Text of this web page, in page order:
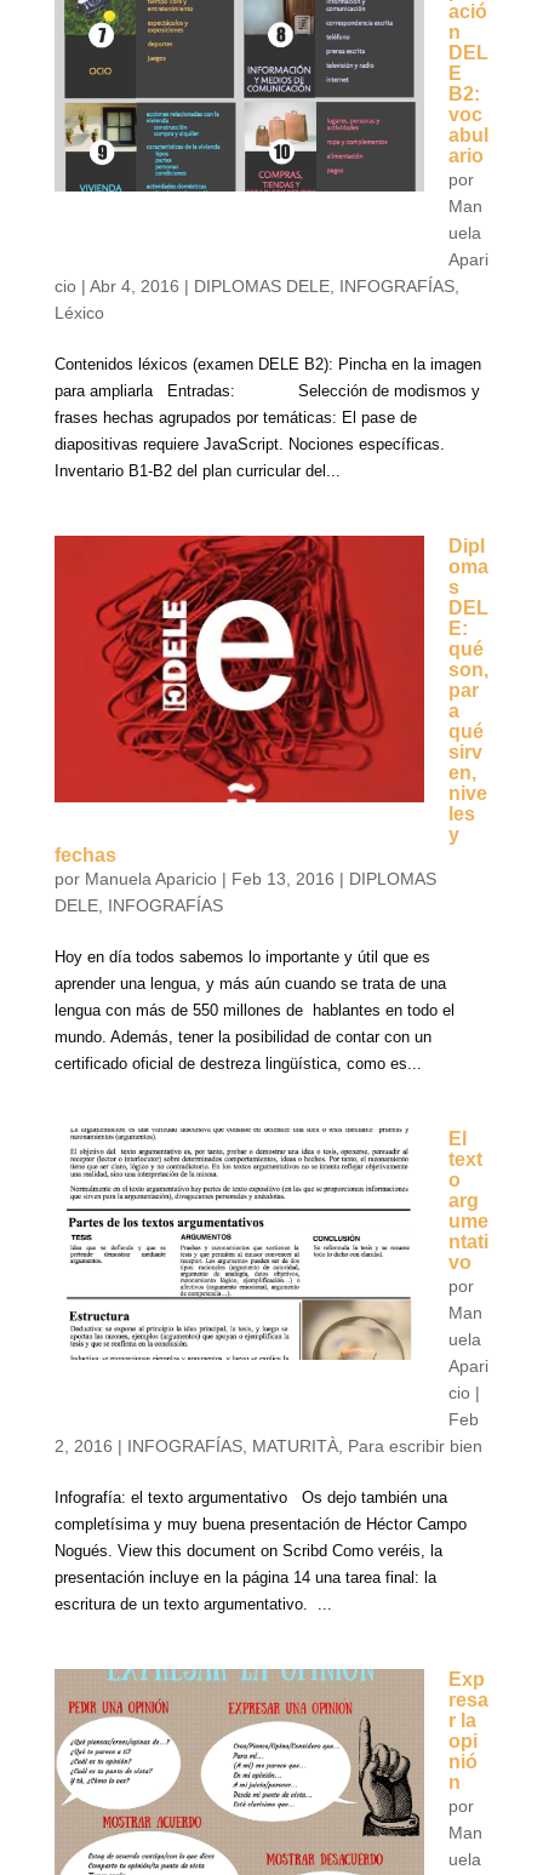
ació
n
DEL
E
B2:
voc
abul
ario
por
Man
uela
Apari
cio| Abr 4, 2016 | DIPLOMAS DELE, INFOGRAFÍAS,
Léxico
Contenidos léxicos (examen DELE B2): Pincha en la imagen
para ampliarla Entradas: Selección de modismos y
frases hechas agrupados por temáticas: El pase de
diapositivas requiere JavaScript. Nociones específicas.
Inventario B1-B2 del plan curricular del...
Dipl
oma
s
DEL
E:
qué
son,
par
a
qué
sirv
en,
nive
les
y
fechas
por Manuela Aparicio| Feb 13, 2016 | DIPLOMAS
DELE, INFOGRAFÍAS
Hoy en día todos sabemos lo importante y útil que es
aprender una lengua, y más aún cuando se trata de una
lengua con más de 550 millones de hablantes en todo el
mundo. Además, tener la posibilidad de contar con un
certificado oficial de destreza lingüística, como es...
El
text
o
arg
ume
ntati
vo
por
Man
uela
Apari
cio|
Feb
2, 2016 | INFOGRAFÍAS, MATURITÀ, Para escribir bien
Infografía: el texto argumentativo Os dejo también una
completísima y muy buena presentación de Héctor Campo
Nogués. View this document on Scribd Como veréis, la
presentación incluye en la página 14 una tarea final: la
escritura de un texto argumentativo. ...
Exp
resa
r la
opi
nió
n
por
Man
uela